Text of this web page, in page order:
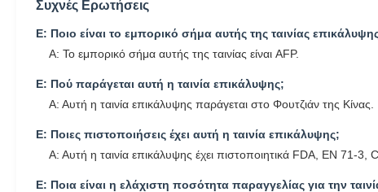
Συχνές Ερωτήσεις
Ε: Ποιο είναι το εμπορικό σήμα αυτής της ταινίας
Α: Το εμπορικό σήμα αυτής της ταινίας είναι AFP.
Ε: Πού παράγεται αυτή η ταινία επικάλυψης;
Α: Αυτή η ταινία επικάλυψης παράγεται στο Φουτζιάν της Κίνας.
Ε: Ποιες πιστοποιήσεις έχει αυτή η ταινία επικάλυψης;
Α: Αυτή η ταινία επικάλυψης έχει πιστοποιητικά FDA, EN 71-3,
Ε: Ποια είναι η ελάχιστη ποσότητα παραγγελίας για την